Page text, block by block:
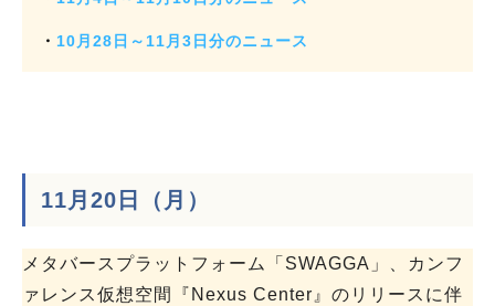
・ 10月28日～11月3日分のニュース
11月20日（月）
メタバースプラットフォーム「SWAGGA」、カンフ
ァレンス仮想空間『Nexus Center』のリリースに伴